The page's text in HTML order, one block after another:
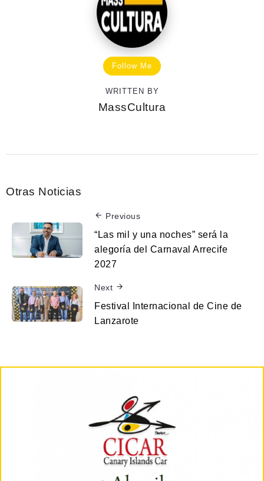
Follow Me
WRITTEN BY
MassCultura
Otras Noticias
Previous
“Las mil y una noches” será la
alegoría del Carnaval Arrecife
2027
Next
Festival Internacional de Cine de
Lanzarote